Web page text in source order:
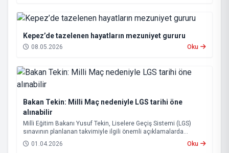
Kepez’de tazelenen hayatların mezuniyet gururu
08.05.2026 Oku
Bakan Tekin: Milli Maç nedeniyle LGS tarihi öne
alınabilir
Milli Eğitim Bakanı Yusuf Tekin, Liselere Geçiş Sistemi (LGS)
sınavının planlanan takvimiyle ilgili önemli açıklamalarda
bulundu.
01.04.2026 Oku